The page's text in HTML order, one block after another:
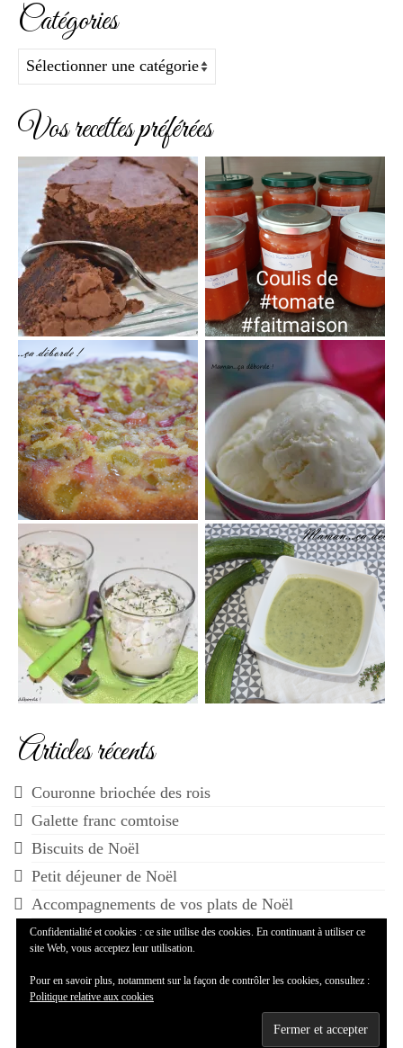
Catégories
Catégories
Vos recettes préférées
Articles récents
Couronne briochée des rois
Galette franc comtoise
Biscuits de Noël
Petit déjeuner de Noël
Accompagnements de vos plats de Noël
Kadence WP--Mentions légales
Confidentialité et cookies : ce site utilise des cookies. En continuant à utiliser ce
site Web, vous acceptez leur utilisation.
Pour en savoir plus, notamment sur la façon de contrôler les cookies, consultez :
Politique relative aux cookies